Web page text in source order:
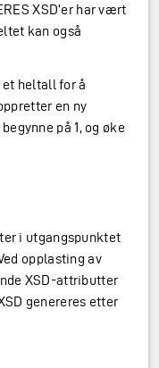
XSD’er har vært
kan også
heltall for å
en ny
på 1, og øke
i utgangspunktet
opplasting av
XSD-attributter
genereres etter